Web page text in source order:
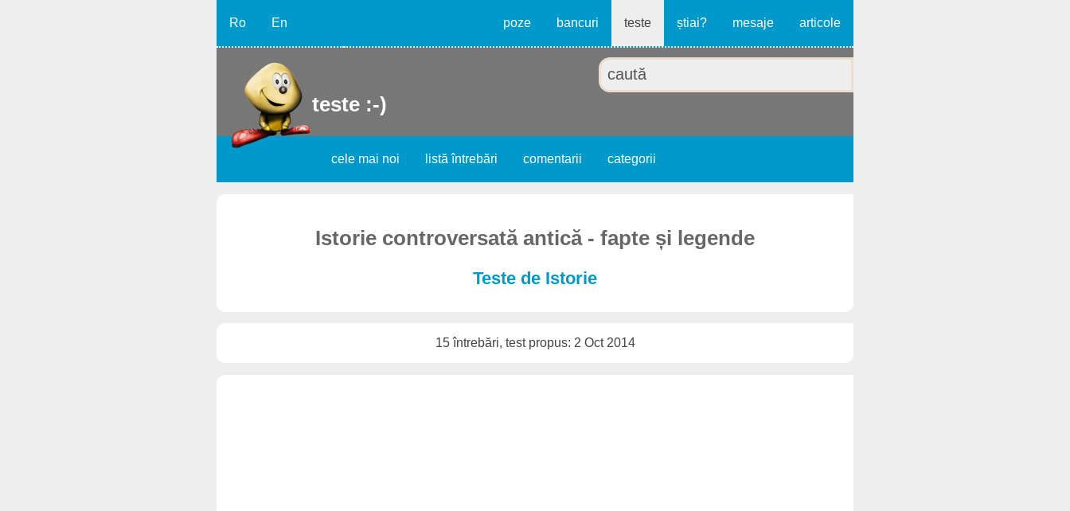
Ro En poze bancuri teste știai? mesaje articole
teste :-)
cele mai noi listă întrebări comentarii categorii
Istorie controversată antică - fapte și legende
Teste de Istorie
15 întrebări, test propus: 2 Oct 2014